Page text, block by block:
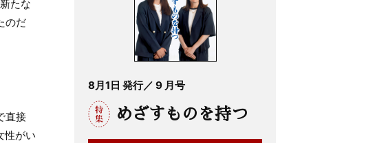
たな
のだ
直接
性がい
8月1日 発行／ 9 月号
めざすものを持つ